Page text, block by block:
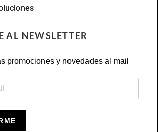
AL NEWSLETTER
promociones y novedades al mail